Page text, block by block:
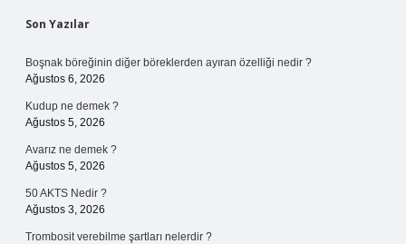
Sidebar
Son Yazılar
Boşnak böreğinin diğer böreklerden ayıran özelliği nedir ?
Ağustos 6, 2026
Kudup ne demek ?
Ağustos 5, 2026
Avarız ne demek ?
Ağustos 5, 2026
50 AKTS Nedir ?
Ağustos 3, 2026
Trombosit verebilme şartları nelerdir ?